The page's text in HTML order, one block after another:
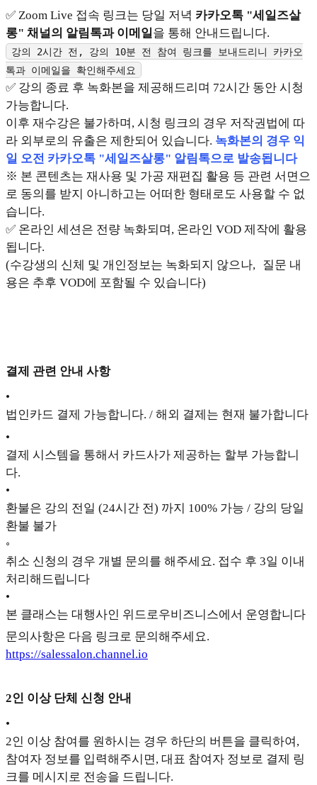
✅ Zoom Live 접속 링크는 당일 저녁 카카오톡 "세일즈살
롱" 채널의 알림톡과 이메일을 통해 안내드립니다.
강의 2시간 전, 강의 10분 전 참여 링크를 보내드리니 카카오
톡과 이메일을 확인해주세요
✅ 강의 종료 후 녹화본을 제공해드리며 72시간 동안 시청
가능합니다.
이후 재수강은 불가하며, 시청 링크의 경우 저작권법에 따
라 외부로의 유출은 제한되어 있습니다. 녹화본의 경우 익
일 오전 카카오톡 "세일즈살롱" 알림톡으로 발송됩니다
※ 본 콘텐츠는 재사용 및 가공 재편집 활용 등 관련 서면으
로 동의를 받지 아니하고는 어떠한 형태로도 사용할 수 없
습니다.
✅ 온라인 세션은 전량 녹화되며, 온라인 VOD 제작에 활용
됩니다.
(수강생의 신체 및 개인정보는 녹화되지 않으나, 질문 내
용은 추후 VOD에 포함될 수 있습니다)
결제 관련 안내 사항
•
법인카드 결제 가능합니다. / 해외 결제는 현재 불가합니다
•
결제 시스템을 통해서 카드사가 제공하는 할부 가능합니
다.
•
환불은 강의 전일 (24시간 전) 까지 100% 가능 / 강의 당일
환불 불가
◦
취소 신청의 경우 개별 문의를 해주세요. 접수 후 3일 이내
처리해드립니다
•
본 클래스는 대행사인 위드로우비즈니스에서 운영합니다
문의사항은 다음 링크로 문의해주세요.
https://salessalon.channel.io
2인 이상 단체 신청 안내
•
2인 이상 참여를 원하시는 경우 하단의 버튼을 클릭하여,
참여자 정보를 입력해주시면, 대표 참여자 정보로 결제 링
크를 메시지로 전송을 드립니다.